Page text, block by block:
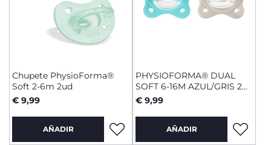
Chupete PhysioForma®
Soft 2-6m 2ud
€ 9,99
AÑADIR
PHYSIOFORMA® DUAL
SOFT 6-16M AZUL/GRIS 2
UDS.
€ 9,99
AÑADIR